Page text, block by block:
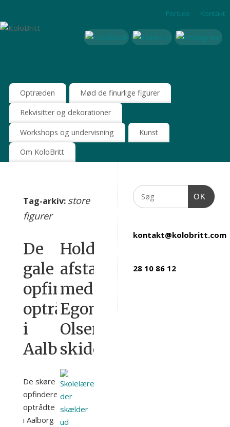
Forside Kontakt
Optræden Mød de finurlige figurer
Rekvisitter og dekorationer
Workshops og undervisning Kunst
Om KoloBritt
Tag-arkiv: store
figurer
De
gale
opfindere
optrådte
i
Aalborg
De skøre
opfindere
optrådte
i Aalborg
Hold
afstand
med
Egon
Olsen
skideballe
OK
kontakt@kolobritt.com
28 10 86 12